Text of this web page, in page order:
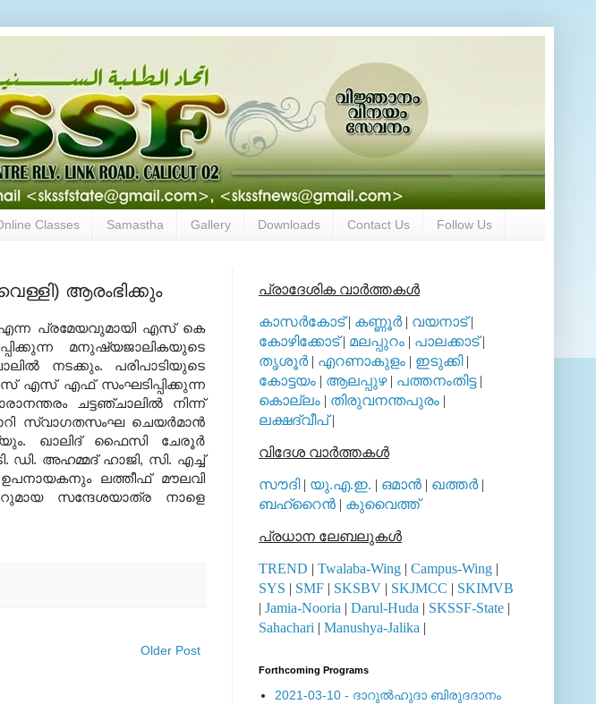
Classes Samastha Gallery Downloads Contact Us Follow Us
ആരംഭിക്കും
പ്രമേയവുമായി എസ് കെ
മനുഷ്യജാലികയുടെ
നടക്കും. പരിപാടിയുടെ
എസ് എഫ് സംഘടിപ്പിക്കുന്ന
ചട്ടഞ്ചാലില്‍ നിന്ന്
സ്വാഗതസംഘ ചെയര്‍മാന്‍
ഖാലിദ് ഫൈസി ചേരൂര്‍
ഡി. അഹമ്മദ് ഹാജി, സി. എച്ച്
ലത്തീഫ് മൗലവി
സന്ദേശയാത്ര നാളെ
Older Post
പ്രാദേശിക വാര്‍ത്തകള്‍
കാസര്‍കോട്| കണ്ണൂര്‍| വയനാട്|
കോഴിക്കോട്| മലപ്പുറം | പാലക്കാട്|
തൃശൂര്‍| എറണാകുളം | ഇടുക്കി|
കോട്ടയം | ആലപ്പുഴ| പത്തനംതിട്ട|
കൊല്ലം | തിരുവനന്തപുരം |
ലക്ഷദ്വീപ്|
വിദേശ വാര്‍ത്തകള്‍
സൗദി| യു.എ.ഇ. | ഒമാന്‍ | ഖത്തര്‍|
ബഹ്റൈന്‍ | കുവൈത്ത്
പ്രധാന ലേബലുകള്‍
TREND | Twalaba-Wing | Campus-Wing |
SYS | SMF | SKSBV | SKJMCC | SKIMVB
| Jamia-Nooria | Darul-Huda | SKSSF-State |
Sahachari | Manushya-Jalika |
Forthcoming Programs
2021-03-10 - ദാറുല്‍ഹുദാ ബിരുദദാനം